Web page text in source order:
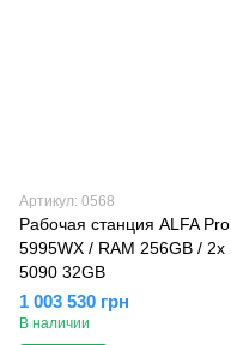
Артикул: 0568
Рабочая станция ALFA
5995WX / RAM 256GB /
5090 32GB
1 003 530 грн
В наличии